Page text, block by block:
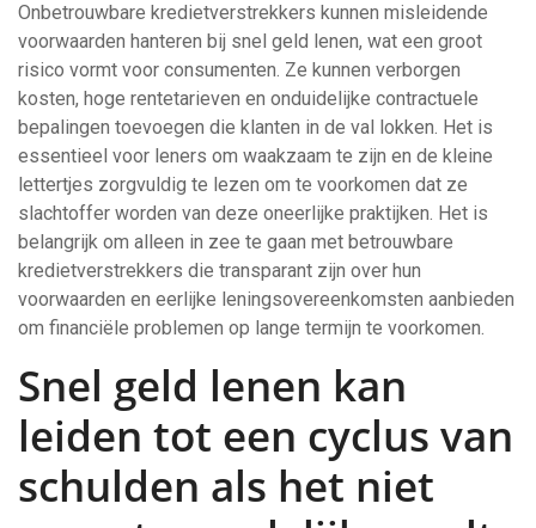
Onbetrouwbare kredietverstrekkers kunnen misleidende
voorwaarden hanteren bij snel geld lenen, wat een groot
risico vormt voor consumenten. Ze kunnen verborgen
kosten, hoge rentetarieven en onduidelijke contractuele
bepalingen toevoegen die klanten in de val lokken. Het is
essentieel voor leners om waakzaam te zijn en de kleine
lettertjes zorgvuldig te lezen om te voorkomen dat ze
slachtoffer worden van deze oneerlijke praktijken. Het is
belangrijk om alleen in zee te gaan met betrouwbare
kredietverstrekkers die transparant zijn over hun
voorwaarden en eerlijke leningsovereenkomsten aanbieden
om financiële problemen op lange termijn te voorkomen.
Snel geld lenen kan
leiden tot een cyclus van
schulden als het niet